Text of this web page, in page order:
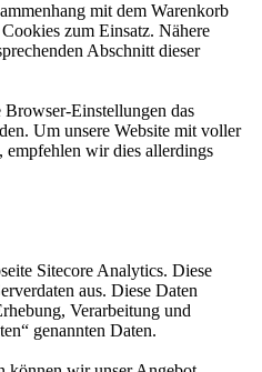
mit dem Warenkorb
zum Einsatz. Nähere
Abschnitt dieser
Browser-Einstellungen das
Um unsere Website mit voller
wir dies allerdings
Sitecore Analytics. Diese
aus. Diese Daten
Verarbeitung und
genannten Daten.